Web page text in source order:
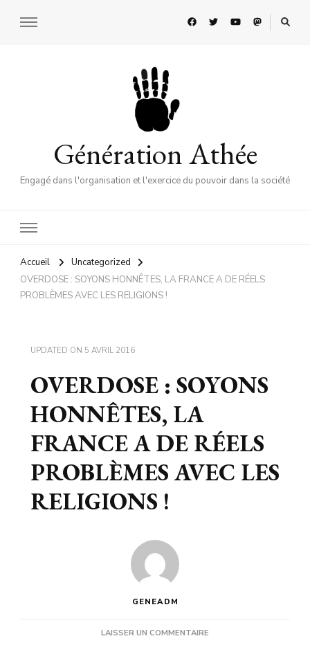
Génération Athée
Engagé dans l'organisation et l'exercice du pouvoir dans la société
Accueil
Uncategorized
OVERDOSE : SOYONS HONNÊTES, LA FRANCE A DE RÉELS
PROBLÈMES AVEC LES RELIGIONS !
UPDATED ON 5 AVRIL 2016
OVERDOSE : SOYONS
HONNÊTES, LA
FRANCE A DE RÉELS
PROBLÈMES AVEC LES
RELIGIONS !
GENEADM
LAISSER UN COMMENTAIRE